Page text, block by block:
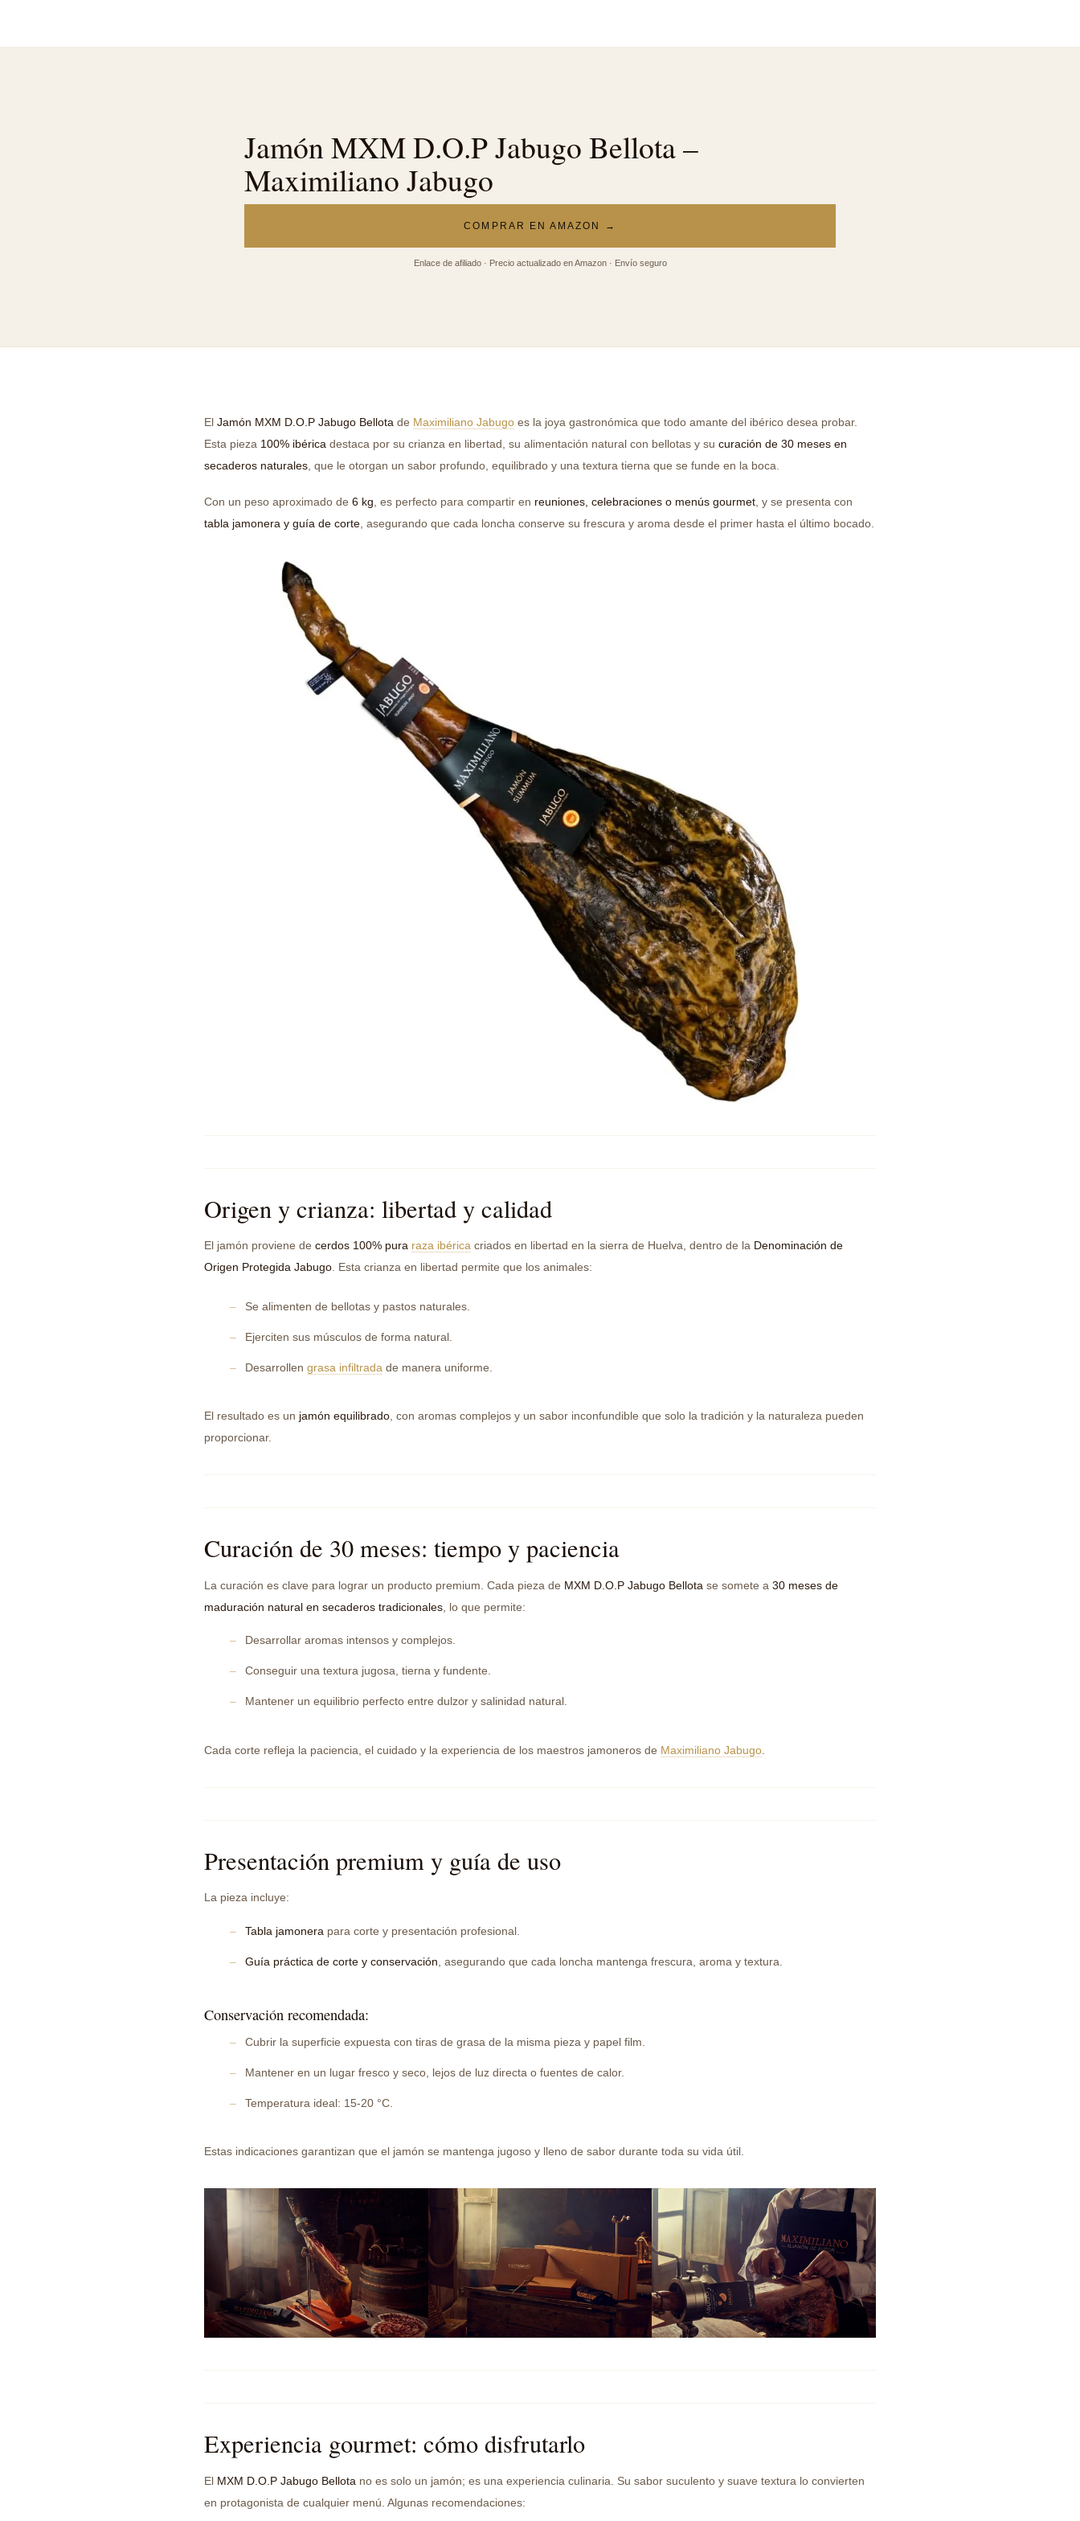
Jamón MXM D.O.P Jabugo Bellota –
Maximiliano Jabugo
COMPRAR EN AMAZON →
Enlace de afiliado · Precio actualizado en Amazon · Envío seguro
El Jamón MXM D.O.P Jabugo Bellota de Maximiliano Jabugo es la joya gastronómica que todo amante del ibérico desea probar.
Esta pieza 100% ibérica destaca por su crianza en libertad, su alimentación natural con bellotas y su curación de 30 meses en
secaderos naturales, que le otorgan un sabor profundo, equilibrado y una textura tierna que se funde en la boca.
Con un peso aproximado de 6 kg , es perfecto para compartir en reuniones, celebraciones o menús gourmet , y se presenta con
tabla jamonera y guía de corte , asegurando que cada loncha conserve su frescura y aroma desde el primer hasta el último bocado.
Origen y crianza: libertad y calidad
El jamón proviene de cerdos 100% pura raza ibérica criados en libertad en la sierra de Huelva, dentro de la Denominación de
Origen Protegida Jabugo. Esta crianza en libertad permite que los animales:
Se alimenten de bellotas y pastos naturales.
Ejerciten sus músculos de forma natural.
Desarrollengrasa infiltrada de manera uniforme.
El resultado es un jamón equilibrado, con aromas complejos y un sabor inconfundible que solo la tradición y la naturaleza pueden
proporcionar.
Curación de 30 meses: tiempo y paciencia
La curación es clave para lograr un producto premium. Cada pieza de MXM D.O.P Jabugo Bellota se somete a 30 meses de
maduración natural en secaderos tradicionales , lo que permite:
Desarrollar aromas intensos y complejos.
Conseguir una textura jugosa, tierna y fundente.
Mantener un equilibrio perfecto entre dulzor y salinidad natural.
Cada corte refleja la paciencia, el cuidado y la experiencia de los maestros jamoneros de Maximiliano Jabugo
Presentación premium y guía de uso
La pieza incluye:
Tabla jamonera para corte y presentación profesional.
Guía práctica de corte y conservación , asegurando que cada loncha mantenga frescura, aroma y textura.
Conservación recomendada:
Cubrir la superficie expuesta con tiras de grasa de la misma pieza y papel film.
Mantener en un lugar fresco y seco, lejos de luz directa o fuentes de calor.
Temperatura ideal: 15-20 °C.
Estas indicaciones garantizan que el jamón se mantenga jugoso y lleno de sabor durante toda su vida útil.
Experiencia gourmet: cómo disfrutarlo
El MXM D.O.P Jabugo Bellota no es solo un jamón; es una experiencia culinaria. Su sabor suculento y suave textura lo convierten
en protagonista de cualquier menú. Algunas recomendaciones: